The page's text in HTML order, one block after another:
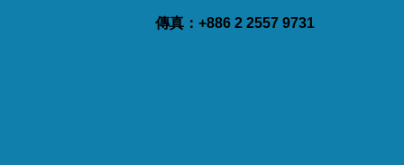
傳真：+886 2 2557 9731